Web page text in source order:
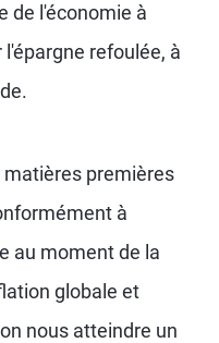
de l'économie à
l'épargne refoulée, à
matières premières
à
au moment de la
globale et
nous atteindre un